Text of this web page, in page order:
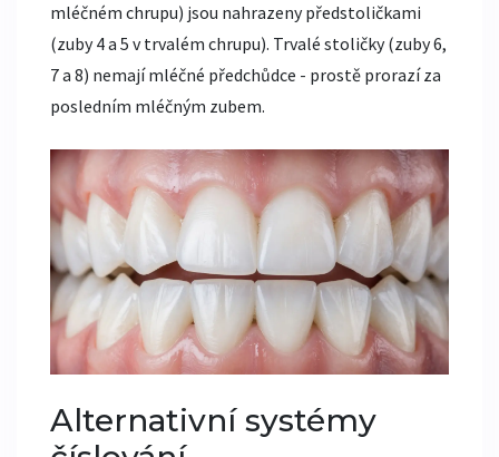
mléčném chrupu) jsou nahrazeny předstoličkami
(zuby 4 a 5 v trvalém chrupu). Trvalé stoličky (zuby 6,
7 a 8) nemají mléčné předchůdce - prostě prorazí za
posledním mléčným zubem.
Alternativní systémy